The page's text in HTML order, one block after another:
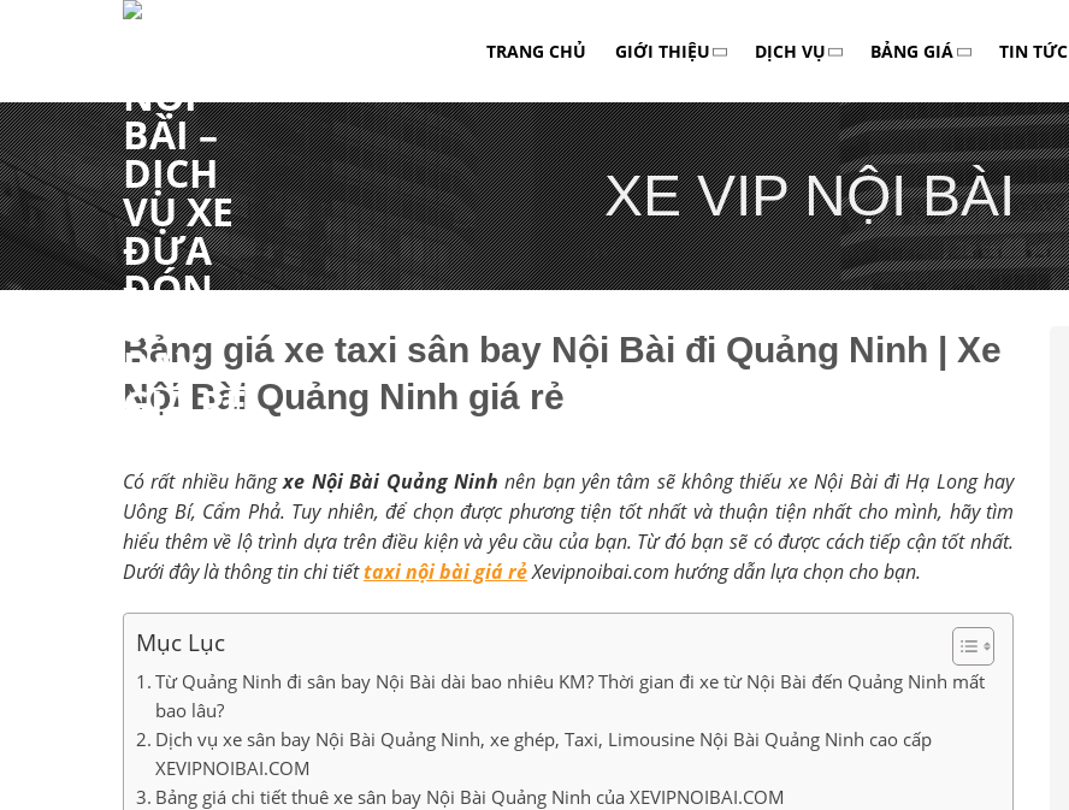
dung
TRANG CHỦ GIỚI THIỆU DỊCH VỤ BẢNG GIÁ TIN TỨC
XE VIP NỘI BÀI
Bảng giá xe taxi sân bay Nội Bài đi Quảng Ninh | Xe
Nội Bài Quảng Ninh giá rẻ
Có rất nhiều hãngxe Nội Bài Quảng Ninh nên bạn yên tâm sẽ không thiếu xe Nội Bài đi Hạ Long hay
Uông Bí, Cẩm Phả. Tuy nhiên, để chọn được phương tiện tốt nhất và thuận tiện nhất cho mình, hãy tìm
hiểu thêm về lộ trình dựa trên điều kiện và yêu cầu của bạn. Từ đó bạn sẽ có được cách tiếp cận tốt nhất.
Dưới đây là thông tin chi tiếttaxi nội bài giá rẻXevipnoibai.com hướng dẫn lựa chọn cho bạn.
Mục Lục
Từ Quảng Ninh đi sân bay Nội Bài dài bao nhiêu KM? Thời gian đi xe từ Nội Bài đến Quảng Ninh mất
bao lâu?
Dịch vụ xe sân bay Nội Bài Quảng Ninh, xe ghép, Taxi, Limousine Nội Bài Quảng Ninh cao cấp
XEVIPNOIBAI.COM
Bảng giá chi tiết thuê xe sân bay Nội Bài Quảng Ninh của XEVIPNOIBAI.COM